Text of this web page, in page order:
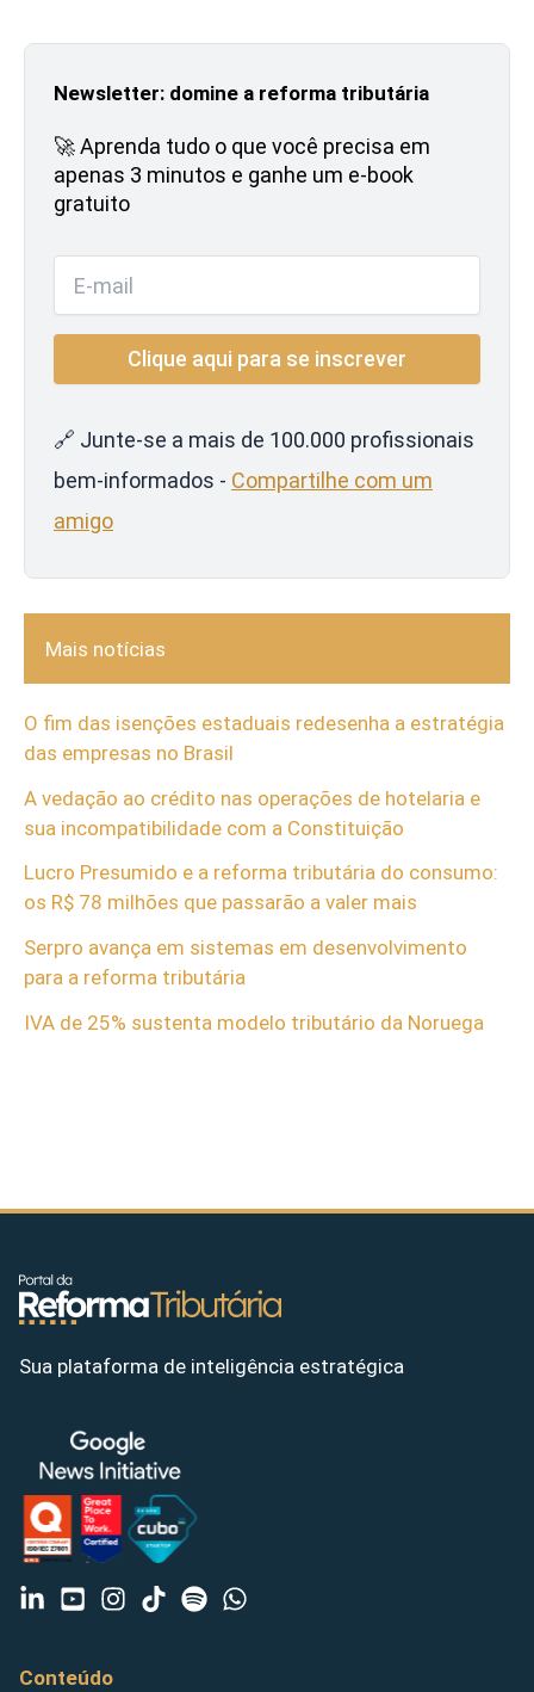
Newsletter: domine a reforma tributária
🚀 Aprenda tudo o que você precisa em
apenas 3 minutos e ganhe um e-book
gratuito
🔗 Junte-se a mais de 100.000 profissionais
bem-informados - Compartilhe com um
amigo
Mais notícias
O fim das isenções estaduais redesenha a estratégia
das empresas no Brasil
A vedação ao crédito nas operações de hotelaria e
sua incompatibilidade com a Constituição
Lucro Presumido e a reforma tributária do consumo:
os R$ 78 milhões que passarão a valer mais
Serpro avança em sistemas em desenvolvimento
para a reforma tributária
IVA de 25% sustenta modelo tributário da Noruega
Sua plataforma de inteligência estratégica
Conteúdo